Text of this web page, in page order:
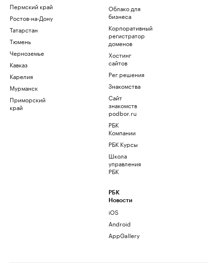
Пермский край
Ростов-на-Дону
Татарстан
Тюмень
Черноземье
Кавказ
Карелия
Мурманск
Приморский
край
Облако для
бизнеса
Корпоративный
регистратор
доменов
Хостинг
сайтов
Рег.решения
Знакомства
Сайт
знакомств
podbor.ru
РБК
Компании
РБК Курсы
Школа
управления
РБК
РБК
Новости
iOS
Android
AppGallery